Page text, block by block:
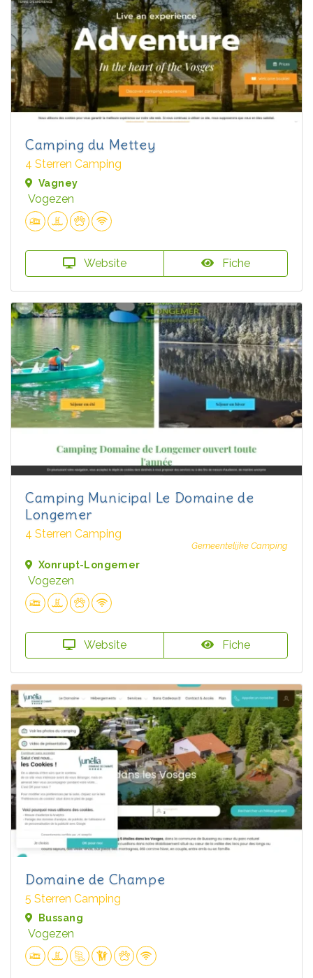
Camping du Mettey
4 Sterren Camping
Vagney
Vogezen
Website Fiche
Camping Municipal Le Domaine de
Longemer
4 Sterren Camping
Gemeentelijke Camping
Xonrupt-Longemer
Vogezen
Website Fiche
Domaine de Champe
5 Sterren Camping
Bussang
Vogezen